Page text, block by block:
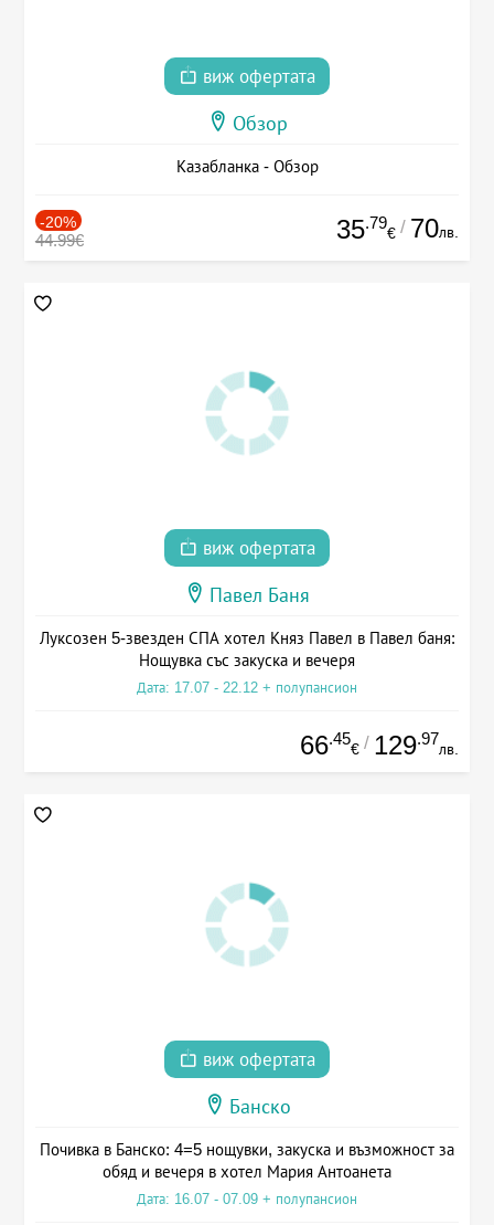
виж офертата
Обзор
Казабланка - Обзор
-20%
44.99€ 35.79
€ / 70лв.
виж офертата
Павел Баня
Луксозен 5-звезден СПА хотел Княз Павел в Павел баня:
Нощувка със закуска и вечеря
Дата: 17.07 - 22.12 + полупансион
66.45
€ / 129.97
лв.
виж офертата
Банско
Почивка в Банско: 4=5 нощувки, закуска и възможност за
обяд и вечеря в хотел Мария Антоанета
Дата: 16.07 - 07.09 + полупансион